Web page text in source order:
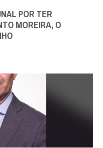
POR TER
MOREIRA, O